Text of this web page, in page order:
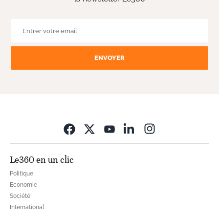
ENVOYER
Le360 en un clic
Politique
Economie
Société
International